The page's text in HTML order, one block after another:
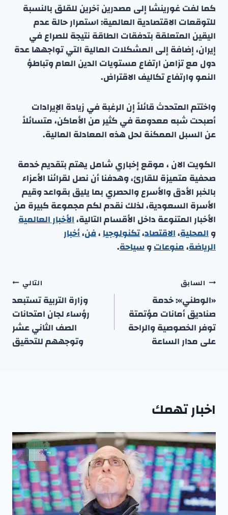
كما لفت غورينشا إلى مصدرين آخرين للقلق بالنسبة
للتوقعات الاقتصادية العالمية: استمرار حالة عدم
اليقين المتعلقة بتدفقات الطاقة نتيجة للصراع في
إيران، إضافة إلى المشكلات المالية التي تواجهها عدة
دول مع تزامن ارتفاع مستويات الدين العام وتباطؤ
النمو وارتفاع تكاليف الاقتراض.
واختتم المتحدث قائلاً إن الرغبة في زيادة الإيرادات
أصبحت شبه معدومة في كثير من الأماكن، متسائلاً
عن السبل الممكنة لحل هذه المعادلة المالية.
الكويت الان ، موقع إخباري شامل يهتم بتقديم خدمة
صحفية متميزة للقارئ، وهدفنا أن نصل لقرائنا الأعزاء
بالخبر الأدق والأسرع والحصري بما يليق بقواعد وقيم
الأسرة السعودية، لذلك نقدم لكم مجموعة كبيرة من
الأخبار المتنوعة داخل الأقسام التالية،الأخبار العالمية
والمحلية،الاقتصاد،تكنولوجيا،فن،أخبار
الرياضة،منوعاتوسياحة.
تصفّح
المقالات
السابق
«الوطني»: خدمة
صناديق أمانات مؤتمتة
توفر الخصوصية والراحة
على مدار الساعة
التالي
وزارة التربية تستبعد
رؤساء لجان امتحانات
الصف الثاني عشر
وتوجههم للتحقيق
اخبار تهمك